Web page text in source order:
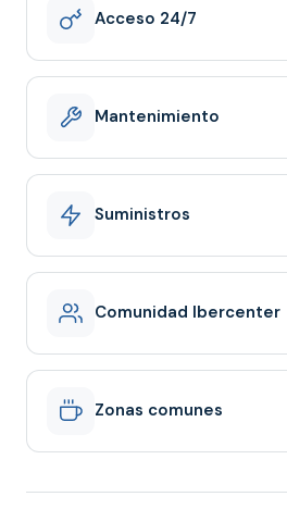
Acceso 24/7
Mantenimiento
Suministros
Comunidad Ibercenter
Zonas comunes